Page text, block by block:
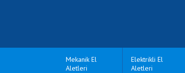
Mekanik El
Aletleri
Elektrikli El
Aletleri